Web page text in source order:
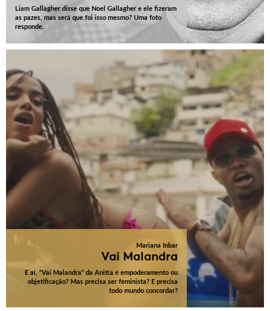
Liam Gallagher disse que Noel Gallagher e ele fizeram
as pazes, mas será que foi isso mesmo? Uma foto
responde.
Mariana Inbar
Vai Malandra
E aí, "Vai Malandra" da Anitta é empoderamento ou
objetificação? Mas precisa ser feminista? E precisa
todo mundo concordar?